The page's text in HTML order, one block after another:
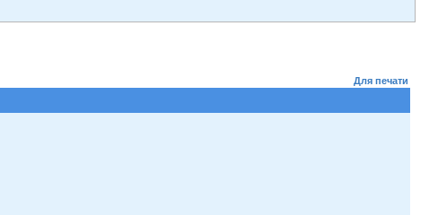
Для печати